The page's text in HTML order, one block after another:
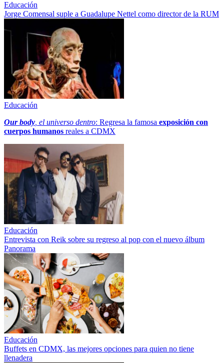
Educación
Jorge Comensal suple a Guadalupe Nettel como director de la RUM
Educación
Our body , el universo dentro: Regresa la famosa exposición con
cuerpos humanos reales a CDMX
Educación
Entrevista con Reik sobre su regreso al pop con el nuevo álbum
Panorama
Educación
Buffets en CDMX, las mejores opciones para quien no tiene
llenadera